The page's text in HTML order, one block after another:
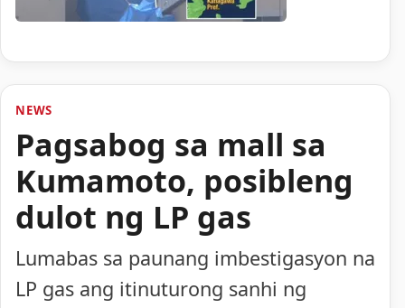
NEWS
Pagsabog sa mall sa
Kumamoto, posibleng
dulot ng LP gas
Lumabas sa paunang imbestigasyon na
LP gas ang itinuturong sanhi ng